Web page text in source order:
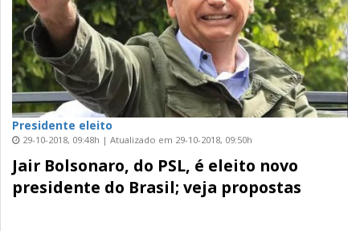
Presidente eleito
29-10-2018, 09:48h | Atualizado em 29-10-2018, 09:50h
Jair Bolsonaro, do PSL, é eleito novo
presidente do Brasil; veja propostas